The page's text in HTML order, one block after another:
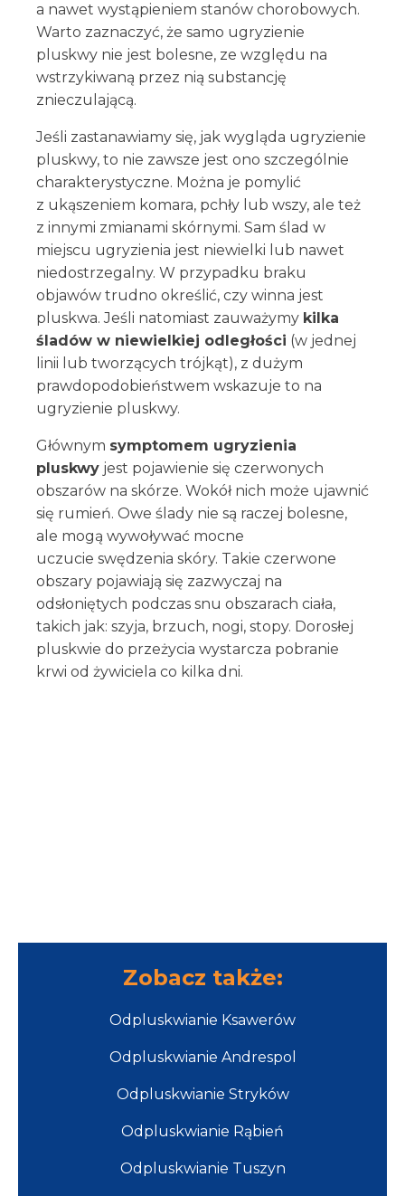
a nawet wystąpieniem stanów chorobowych.
Warto zaznaczyć, że samo ugryzienie
pluskwy nie jest bolesne, ze względu na
wstrzykiwaną przez nią substancję
znieczulającą.
Jeśli zastanawiamy się, jak wygląda ugryzienie
pluskwy, to nie zawsze jest ono szczególnie
charakterystyczne. Można je pomylić
z ukąszeniem komara, pchły lub wszy, ale też
z innymi zmianami skórnymi. Sam ślad w
miejscu ugryzienia jest niewielki lub nawet
niedostrzegalny. W przypadku braku
objawów trudno określić, czy winna jest
pluskwa. Jeśli natomiast zauważymy kilka
śladów w niewielkiej odległości (w jednej
linii lub tworzących trójkąt), z dużym
prawdopodobieństwem wskazuje to na
ugryzienie pluskwy.
Głównym symptomem ugryzienia
pluskwy jest pojawienie się czerwonych
obszarów na skórze. Wokół nich może ujawnić
się rumień. Owe ślady nie są raczej bolesne,
ale mogą wywoływać mocne
uczucie swędzenia skóry. Takie czerwone
obszary pojawiają się zazwyczaj na
odsłoniętych podczas snu obszarach ciała,
takich jak: szyja, brzuch, nogi, stopy. Dorosłej
pluskwie do przeżycia wystarcza pobranie
krwi od żywiciela co kilka dni.
Zobacz także:
Odpluskwianie Ksawerów
Odpluskwianie Andrespol
Odpluskwianie Stryków
Odpluskwianie Rąbień
Odpluskwianie Tuszyn